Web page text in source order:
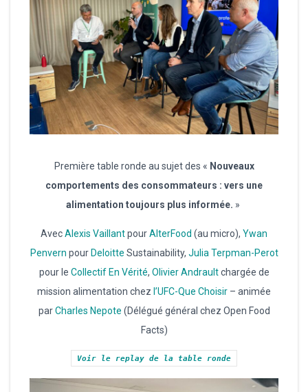
Première table ronde au sujet des « Nouveaux
comportements des consommateurs : vers une
alimentation toujours plus informée. »
AvecAlexis VaillantpourAlterFood (au micro), Ywan
Penvern pour Deloitte Sustainability, Julia Terpman-Perot
pour le Collectif En Vérité, Olivier Andraultchargée de
mission alimentation chez l’UFC-Que Choisir – animée
parCharles Nepote (Délégué général chez Open Food
Facts)
Voir le replay de la table ronde